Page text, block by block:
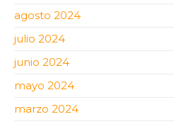
agosto 2024
julio 2024
junio 2024
mayo 2024
marzo 2024